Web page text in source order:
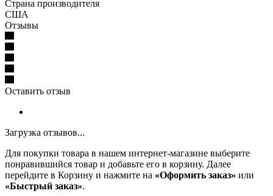
Страна производителя
США
Отзывы
Оставить отзыв
Загрузка отзывов...
Для покупки товара в нашем интернет-магазине выберите
понравившийся товар и добавьте его в корзину. Далее
перейдите в Корзину и нажмите на «Оформить заказ» или
«Быстрый заказ».